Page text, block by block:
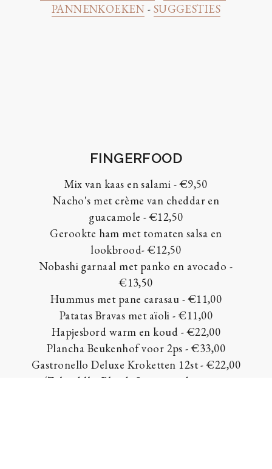
PANNENKOEKEN - SUGGESTIES
FINGERFOOD
Mix van kaas en salami - €9,50
Nacho's met crème van cheddar en
guacamole - €12,50
Gerookte ham met tomaten salsa en
lookbrood- €12,50
Nobashi garnaal met panko en avocado -
€13,50
Hummus met pane carasau - €11,00
Patatas Bravas met aïoli - €11,00
Hapjesbord warm en koud - €22,00
Plancha Beukenhof voor 2ps - €33,00
Gastronello Deluxe Kroketten 12st - €22,00
(Zalm dille -Blend -Scampi rode curry -